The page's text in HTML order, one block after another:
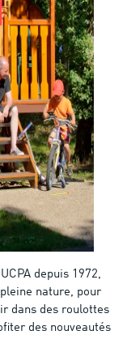
depuis 1972,
nature, pour
dans des roulottes
des nouveautés